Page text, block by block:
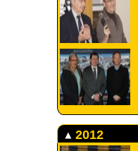
2012